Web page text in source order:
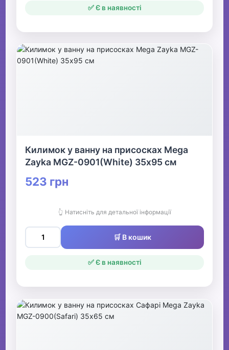
✅ Є в наявності
Килимок у ванну на присосках Mega
Zayka MGZ-0901(White) 35х95 см
523 грн
👆 Натисніть для детальної інформації
🛒 В кошик
✅ Є в наявності